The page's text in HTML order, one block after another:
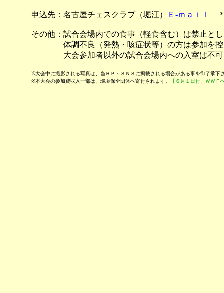
申込先：名古屋チェスクラブ（堀江） Ｅ‐ｍａｉｌ ＊
その他： 試合会場内での食事（軽食含む）は禁止と
体調不良（発熱・咳症状等）の方は参加を
大会参加者以外の試合会場内への入室は不可
※大会中に撮影される写真は、当ＨＰ・ＳＮＳに掲載される場合がある事を御了承下
※本大会の参加費収入一部は、環境保全団体へ寄付されます。
【６月１日付、ＷＷ